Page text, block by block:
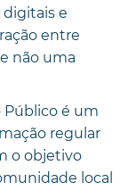
digitais e
entre
não uma
Público é um
regular
o objetivo
local